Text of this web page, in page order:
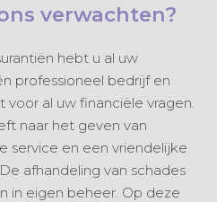
verwachten?
hebt u al uw
professioneel bedrijf en
al uw financiële vragen.
naar het geven van
service en een vriendelijke
afhandeling van schades
in eigen beheer. Op deze